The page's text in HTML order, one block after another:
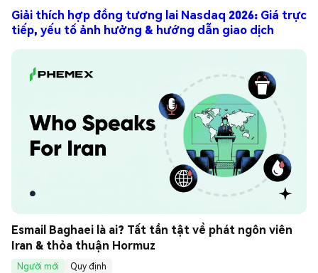
Giải thích hợp đồng tương lai Nasdaq 2026: Giá trực
tiếp, yếu tố ảnh hưởng & hướng dẫn giao dịch
Esmail Baghaei là ai? Tất tần tật về phát ngôn viên
Iran & thỏa thuận Hormuz
Người mới
Quy định